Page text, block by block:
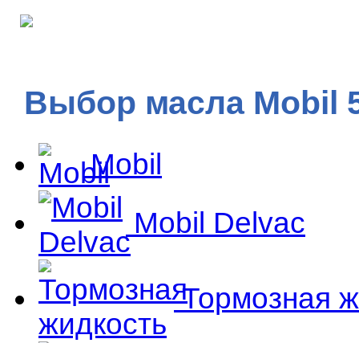
Выбор масла Mobil
Mobil
Mobil Delvac
Тормозная